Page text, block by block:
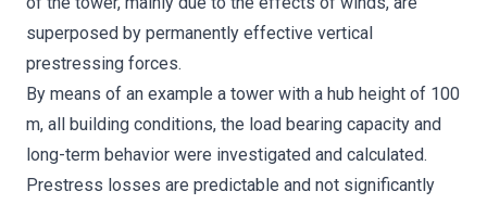
superposed by permanently effective vertical
prestressing forces.
By means of an example a tower with a hub height of 100
m, all building conditions, the load bearing capacity and
long-term behavior were investigated and calculated.
Prestress losses are predictable and not significantly